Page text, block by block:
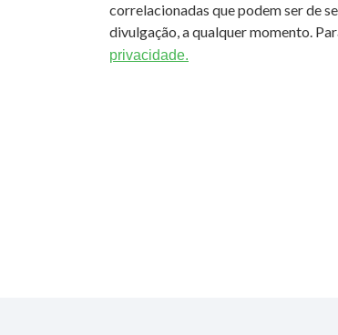
correlacionadas que podem ser de
divulgação, a qualquer momento.
privacidade.